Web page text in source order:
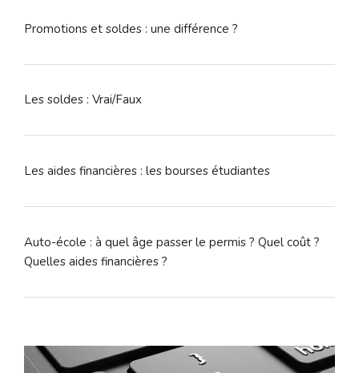
Promotions et soldes : une différence ?
Les soldes : Vrai/Faux
Les aides financières : les bourses étudiantes
Auto-école : à quel âge passer le permis ? Quel coût ?
Quelles aides financières ?